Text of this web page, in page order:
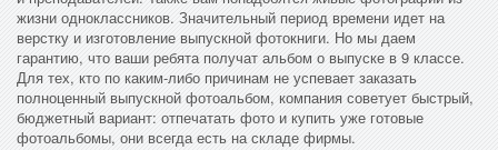
жизни одноклассников. Значительный период времени идет на
верстку и изготовление выпускной фотокниги. Но мы даем
гарантию, что ваши ребята получат альбом о выпуске в 9 классе.
Для тех, кто по каким-либо причинам не успевает заказать
полноценный выпускной фотоальбом, компания советует быстрый,
бюджетный вариант: отпечатать фото и купить уже готовые
фотоальбомы, они всегда есть на складе фирмы.